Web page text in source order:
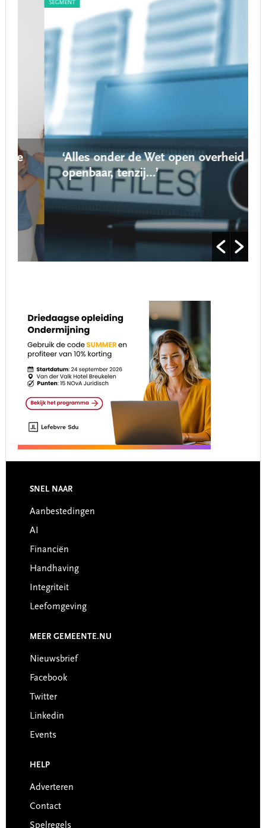
‘Alles onder de Wet open overheid is
openbaar, tenzij…’
Footer
SNEL NAAR
Aanbestedingen
AI
Financiën
Handhaving
Integriteit
Leefomgeving
MEER GEMEENTE.NU
Nieuwsbrief
Facebook
Twitter
Linkedin
Events
HELP
Adverteren
Contact
Spelregels